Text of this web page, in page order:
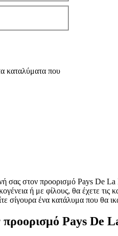
καταλύματα που
σας στον προορισμό Pays De
ή με φίλους, θα έχετε
σίγουρα ένα κατάλυμα που θα
προορισμό Pays De